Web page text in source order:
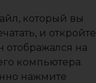
который вы
и откройте
отображался на
компьютера.
нажмите